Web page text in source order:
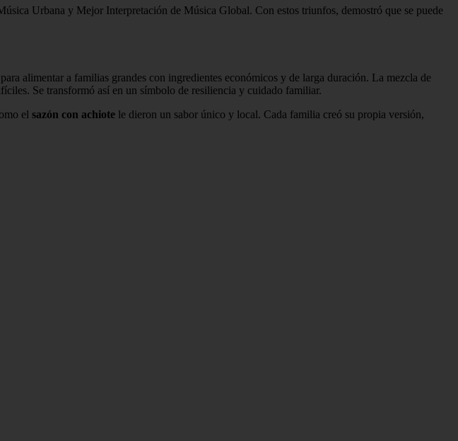
Urbana y Mejor Interpretación de Música Global. Con estos triunfos, demostró que se puede
alimentar a familias grandes con ingredientes económicos y de larga duración. La mezcla de
Se transformó así en un símbolo de resiliencia y cuidado familiar.
el sazón con achiote le dieron un sabor único y local. Cada familia creó su propia versión,